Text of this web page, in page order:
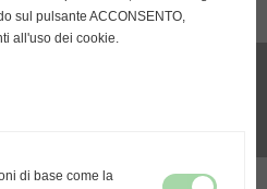
sul pulsante ACCONSENTO,
all'uso dei cookie.
di base come la